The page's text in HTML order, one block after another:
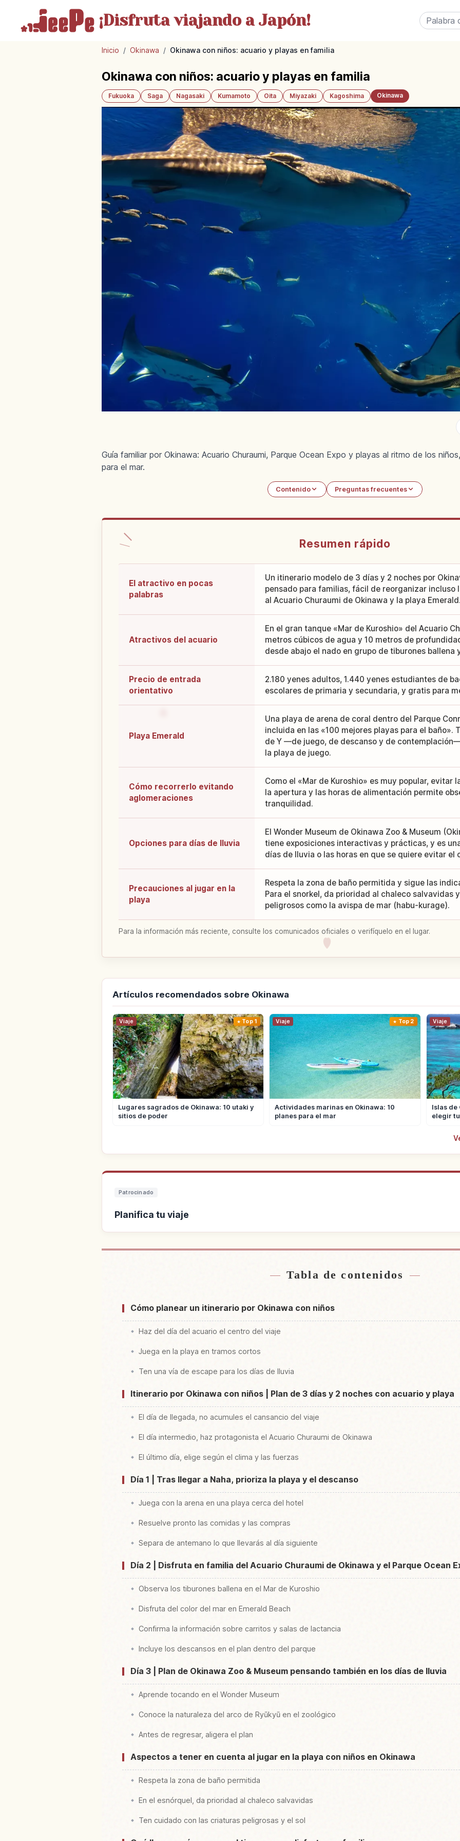
¡Disfrutaviajando a Japón!
Inicio / Okinawa / Okinawa con niños: acuario y playas en familia
Okinawa con niños: acuario y playas en familia
Fukuoka Saga Nagasaki Kumamoto Oita Miyazaki Kagoshima Okinawa
Guía familiar por Okinawa: Acuario Churaumi, Parque Ocean Expo y playas al ritmo de los
para el mar.
Contenido Preguntas frecuentes
Resumen rápido
El atractivo en pocas
palabras
Un itinerario modelo de 3 días y 2 noches por
pensado para familias, fácil de reorganizar incluso
al Acuario Churaumi de Okinawa y la playa
Atractivos del acuario
En el gran tanque «Mar de Kuroshio» del Acuario
metros cúbicos de agua y 10 metros de
desde abajo el nado en grupo de tiburones ballena
Precio de entrada
orientativo
2.180 yenes adultos, 1.440 yenes estudiantes de
escolares de primaria y secundaria, y gratis para
Playa Emerald
Una playa de arena de coral dentro del Parque
incluida en las «100 mejores playas para el baño».
de Y —de juego, de descanso y de
la playa de juego.
Cómo recorrerlo evitando
aglomeraciones
Como el «Mar de Kuroshio» es muy popular, evitar
la apertura y las horas de alimentación permite
tranquilidad.
Opciones para días de lluvia
El Wonder Museum de Okinawa Zoo & Museum
tiene exposiciones interactivas y prácticas, y es
días de lluvia o las horas en que se quiere evitar el
Precauciones al jugar en la
playa
Respeta la zona de baño permitida y sigue las
Para el snorkel, da prioridad al chaleco salvavidas
peligrosos como la avispa de mar (habu-kurage).
Para la información más reciente, consulte los comunicados oficiales o verifíquelo en el lugar.
Artículos recomendados sobre Okinawa
Viaje Top 1
Lugares sagrados de Okinawa: 10 utaki y
sitios de poder
Viaje Top 2
Actividades marinas en Okinawa: 10
planes para el mar
Viaje
Islas de
elegir
Patrocinado
Planifica tu viaje
Tabla de contenidos
Cómo planear un itinerario por Okinawa con niños
Haz del día del acuario el centro del viaje
Juega en la playa en tramos cortos
Ten una vía de escape para los días de lluvia
Itinerario por Okinawa con niños | Plan de 3 días y 2 noches con acuario y playa
El día de llegada, no acumules el cansancio del viaje
El día intermedio, haz protagonista el Acuario Churaumi de Okinawa
El último día, elige según el clima y las fuerzas
Día 1 | Tras llegar a Naha, prioriza la playa y el descanso
Juega con la arena en una playa cerca del hotel
Resuelve pronto las comidas y las compras
Separa de antemano lo que llevarás al día siguiente
Día 2 | Disfruta en familia del Acuario Churaumi de Okinawa y el Parque Ocean
Observa los tiburones ballena en el Mar de Kuroshio
Disfruta del color del mar en Emerald Beach
Confirma la información sobre carritos y salas de lactancia
Incluye los descansos en el plan dentro del parque
Día 3 | Plan de Okinawa Zoo & Museum pensando también en los días de lluvia
Aprende tocando en el Wonder Museum
Conoce la naturaleza del arco de Ryūkyū en el zoológico
Antes de regresar, aligera el plan
Aspectos a tener en cuenta al jugar en la playa con niños en Okinawa
Respeta la zona de baño permitida
En el esnórquel, da prioridad al chaleco salvavidas
Ten cuidado con las criaturas peligrosas y el sol